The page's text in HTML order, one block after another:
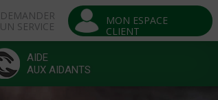
DEMANDER
UN SERVICE
MON ESPACE
CLIENT
AIDE
AUX AIDANTS